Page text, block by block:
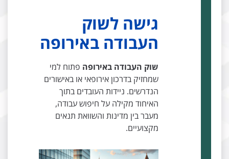
גישה לשוק
העבודה באירופה
שוק העבודה באירופהפתוח למי
שמחזיק בדרכון אירופאי או באישורים
הנדרשים. ניידות העובדים בתוך
האיחוד מקילה על חיפוש עבודה,
מעבר בין מדינות והשוואת תנאים
מקצועיים.